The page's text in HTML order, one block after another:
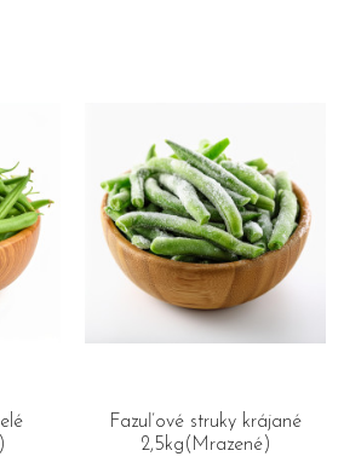
Fazuľové struky krájané
2,5kg(Mrazené)